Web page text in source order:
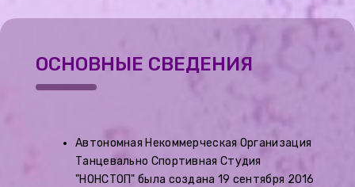
ОСНОВНЫЕ СВЕДЕНИЯ
Автономная Некоммерческая Организация
Танцевально Спортивная Студия
"НОНСТОП" была создана 19 сентября 2016